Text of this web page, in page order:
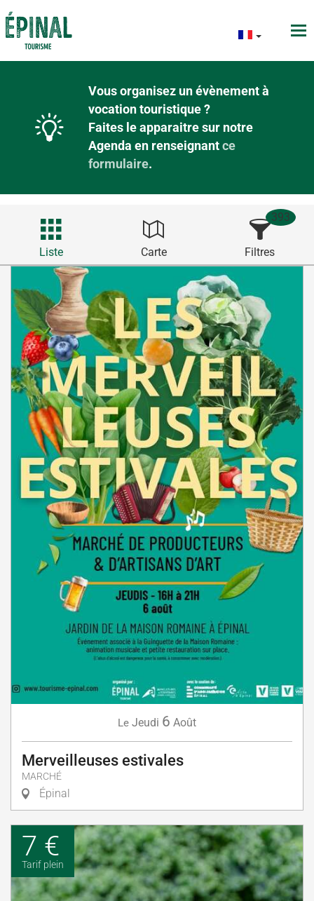
Vous organisez un évènement à
vocation touristique ?
Faites le apparaitre sur notre
Agenda en renseignantce
formulaire.
Liste Carte Filtres
393
Le Jeudi 6 Août
Merveilleuses estivales
MARCHÉ
Épinal
7 €
Tarif plein